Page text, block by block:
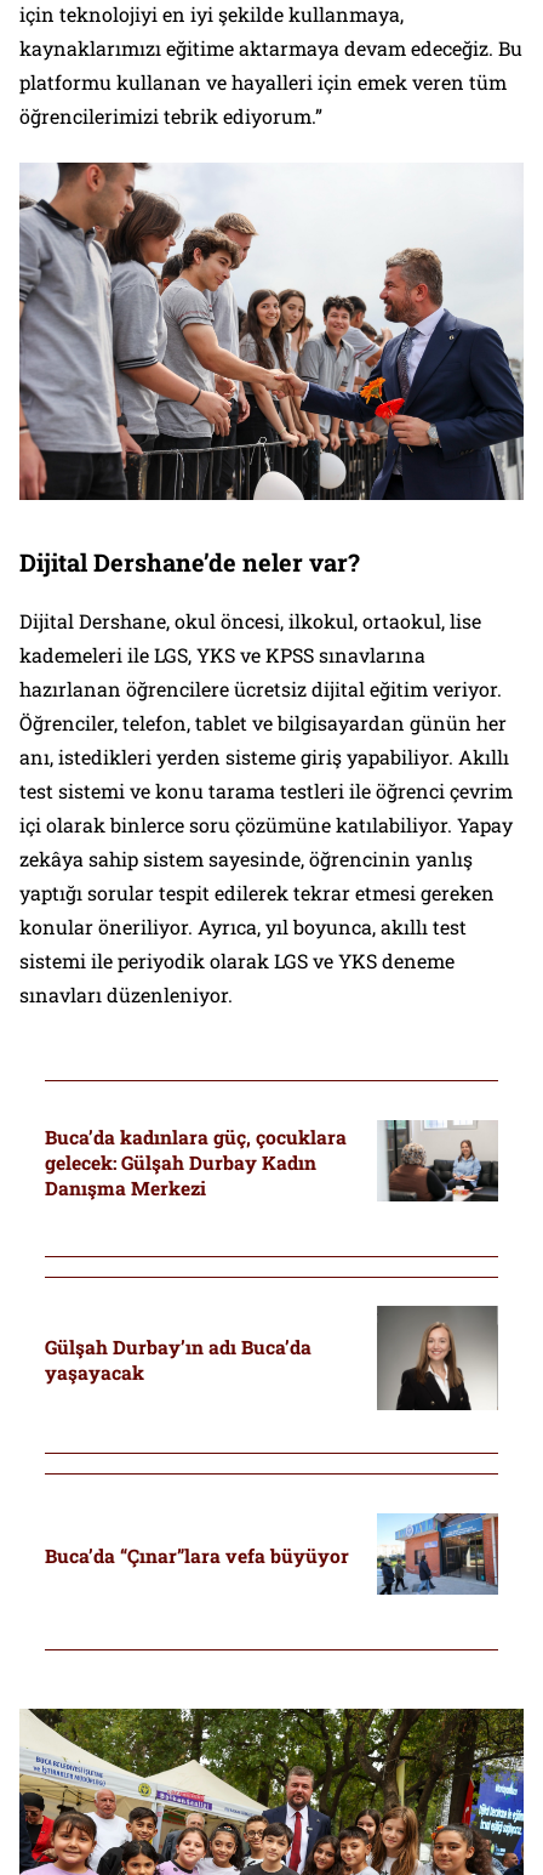
için teknolojiyi en iyi şekilde kullanmaya,
kaynaklarımızı eğitime aktarmaya devam edeceğiz. Bu
platformu kullanan ve hayalleri için emek veren tüm
öğrencilerimizi tebrik ediyorum.”
Dijital Dershane’de neler var?
Dijital Dershane, okul öncesi, ilkokul, ortaokul, lise
kademeleri ile LGS, YKS ve KPSS sınavlarına
hazırlanan öğrencilere ücretsiz dijital eğitim veriyor.
Öğrenciler, telefon, tablet ve bilgisayardan günün her
anı, istedikleri yerden sisteme giriş yapabiliyor. Akıllı
test sistemi ve konu tarama testleri ile öğrenci çevrim
içi olarak binlerce soru çözümüne katılabiliyor. Yapay
zekâya sahip sistem sayesinde, öğrencinin yanlış
yaptığı sorular tespit edilerek tekrar etmesi gereken
konular öneriliyor. Ayrıca, yıl boyunca, akıllı test
sistemi ile periyodik olarak LGS ve YKS deneme
sınavları düzenleniyor.
Buca’da kadınlara güç, çocuklara
gelecek: Gülşah Durbay Kadın
Danışma Merkezi
Gülşah Durbay’ın adı Buca’da
yaşayacak
Buca’da “Çınar”lara vefa büyüyor